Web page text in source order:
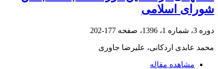
شورای اسلامی
دوره 3، شماره 1، 1396، صفحه 177-202
محمد عابدی اردکانی، علیرضا جاوری
مشاهده مقاله